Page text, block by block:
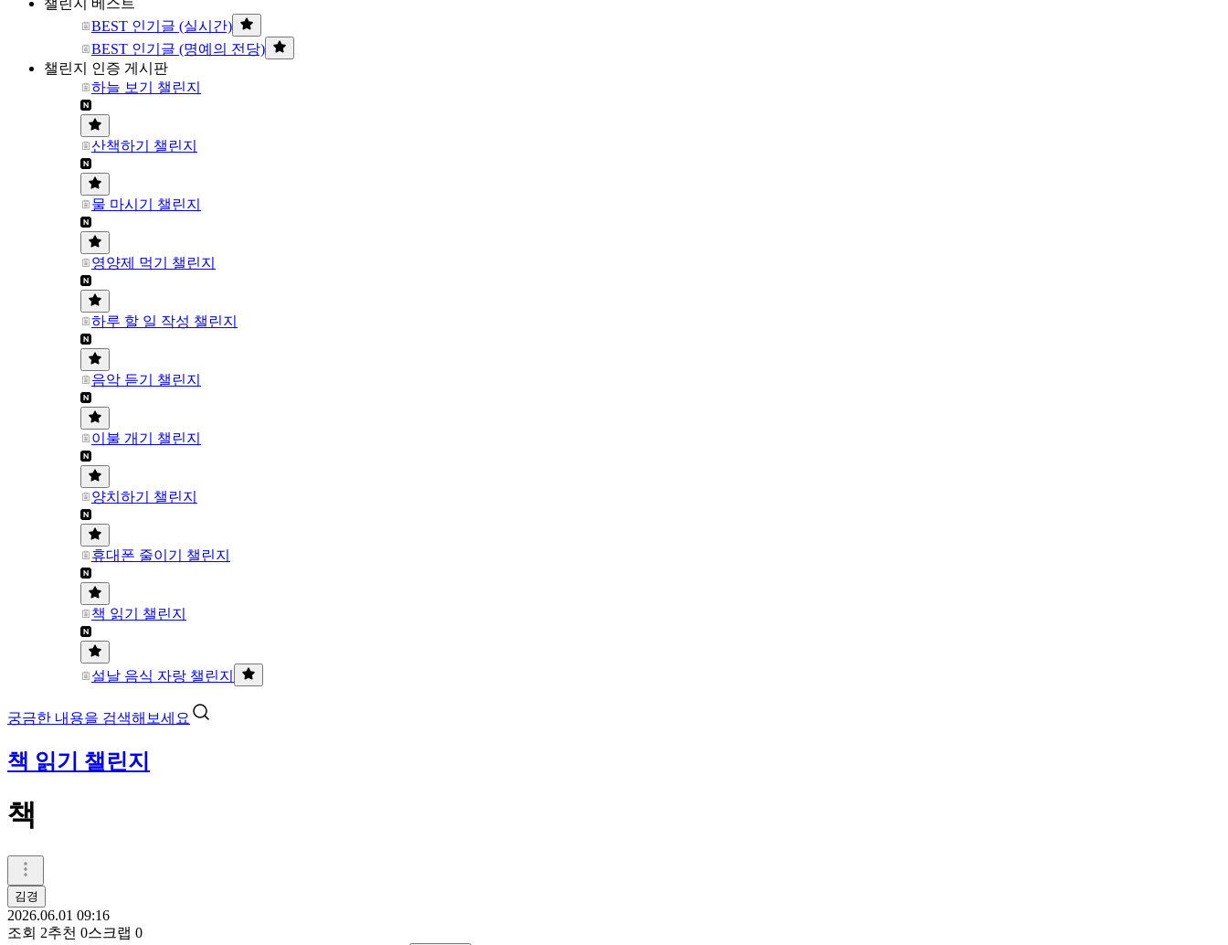
챌린지 베스트
BEST 인기글 (실시간)
BEST 인기글 (명예의 전당)
챌린지 인증 게시판
하늘 보기 챌린지
산책하기 챌린지
물 마시기 챌린지
영양제 먹기 챌린지
하루 할 일 작성 챌린지
음악 듣기 챌린지
이불 개기 챌린지
양치하기 챌린지
휴대폰 줄이기 챌린지
책 읽기 챌린지
설날 음식 자랑 챌린지
궁금한 내용을 검색해보세요
책 읽기 챌린지
책
김경
2026.06.01 09:16
조회 2추천 0스크랩 0